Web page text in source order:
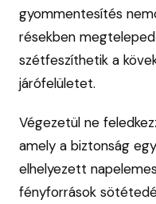
gyommentesítés
résekben
szétfeszíthetik a
járófelületet.
Végezetül ne
amely a biztonság
elhelyezett
fényforrások